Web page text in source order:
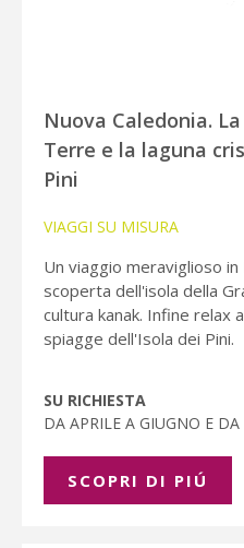
Nuova Caledonia.
Terre e la laguna
Pini
VIAGGI SU MISURA
Un viaggio meraviglioso in
scoperta dell'isola della
cultura kanak. Infine relax
spiagge dell'Isola dei Pini.
SU RICHIESTA
DA APRILE A GIUGNO E
SCOPRI DI PIÚ